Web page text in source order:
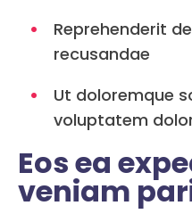
Reprehenderit
recusandae
Ut doloremque
voluptatem
Eos ea
veniam